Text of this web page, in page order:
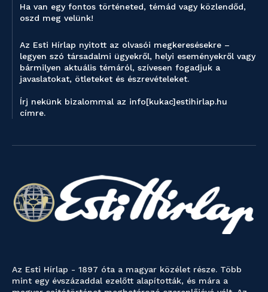
Ha van egy fontos történeted, témád vagy közlendőd,
oszd meg velünk!
Az Esti Hírlap nyitott az olvasói megkeresésekre –
legyen szó társadalmi ügyekről, helyi eseményekről vagy
bármilyen aktuális témáról, szívesen fogadjuk a
javaslatokat, ötleteket és észrevételeket.
Írj nekünk bizalommal az info[kukac]estihirlap.hu
címre.
Az Esti Hírlap - 1897 óta a magyar közélet része. Több
mint egy évszázaddal ezelőtt alapították, és mára a